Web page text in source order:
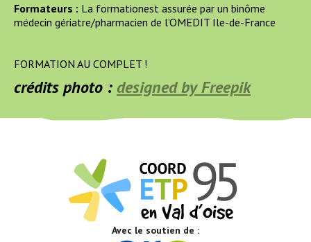
Formateurs : La formationest assurée par un binôme
médecin gériatre/pharmacien de l’OMEDIT Ile-de-France
FORMATION AU COMPLET !
crédits photo : designed by Freepik
Avec le soutien de :